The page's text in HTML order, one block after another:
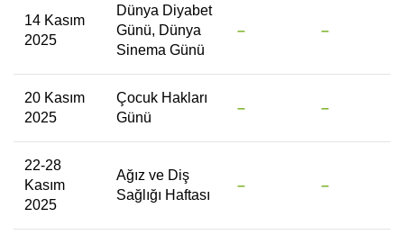
14 Kasım
2025
Dünya Diyabet
Günü, Dünya
Sinema Günü
– –
20 Kasım
2025
Çocuk Hakları
Günü
– –
22-28
Kasım
2025
Ağız ve Diş
Sağlığı Haftası
– –